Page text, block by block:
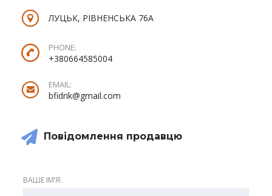
ЛУЦЬК, РІВНЕНСЬКА 76А
PHONE:
+380664585004
EMAIL:
bfidrik@gmail.com
Повідомлення продавцю
ВАШЕ ІМʼЯ: